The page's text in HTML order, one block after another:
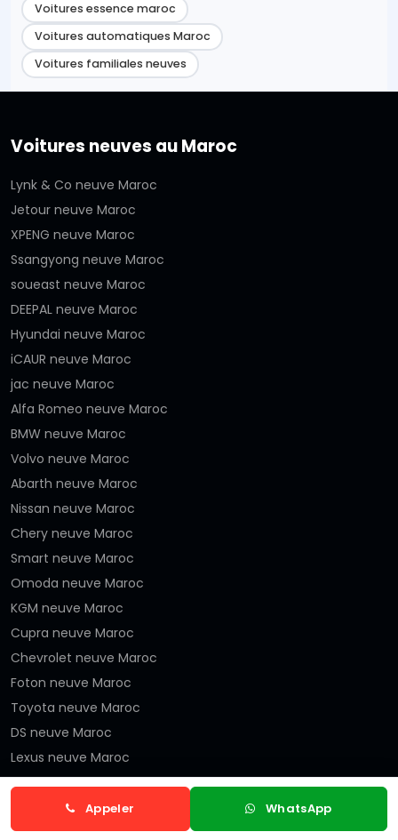
Appeler WhatsApp
Voitures essence maroc
Voitures automatiques Maroc
Voitures familiales neuves
Voitures neuves au Maroc
Lynk & Co neuve Maroc
Jetour neuve Maroc
XPENG neuve Maroc
Ssangyong neuve Maroc
soueast neuve Maroc
DEEPAL neuve Maroc
Hyundai neuve Maroc
iCAUR neuve Maroc
jac neuve Maroc
Alfa Romeo neuve Maroc
BMW neuve Maroc
Volvo neuve Maroc
Abarth neuve Maroc
Nissan neuve Maroc
Chery neuve Maroc
Smart neuve Maroc
Omoda neuve Maroc
KGM neuve Maroc
Cupra neuve Maroc
Chevrolet neuve Maroc
Foton neuve Maroc
Toyota neuve Maroc
DS neuve Maroc
Lexus neuve Maroc
Alpine neuve Maroc
Modèles neufs populaires